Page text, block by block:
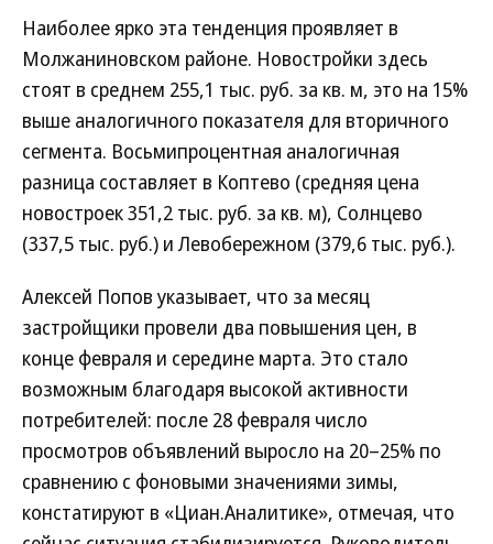
Наиболее ярко эта тенденция проявляет в
Молжаниновском районе. Новостройки здесь
стоят в среднем 255,1 тыс. руб. за кв. м, это на 15%
выше аналогичного показателя для вторичного
сегмента. Восьмипроцентная аналогичная
разница составляет в Коптево (средняя цена
новостроек 351,2 тыс. руб. за кв. м), Солнцево
(337,5 тыс. руб.) и Левобережном (379,6 тыс. руб.).
Алексей Попов указывает, что за месяц
застройщики провели два повышения цен, в
конце февраля и середине марта. Это стало
возможным благодаря высокой активности
потребителей: после 28 февраля число
просмотров объявлений выросло на 20–25% по
сравнению с фоновыми значениями зимы,
констатируют в «Циан.Аналитике», отмечая, что